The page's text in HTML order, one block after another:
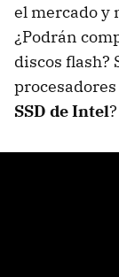
el mercado y
¿Podrán
discos flash?
SSD de Intel?